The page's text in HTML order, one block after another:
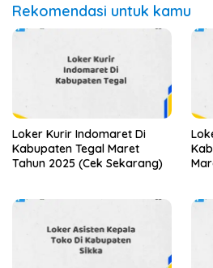
Rekomendasi untuk kamu
Loker Kurir Indomaret Di
Kabupaten Tegal Maret
Tahun 2025 (Cek Sekarang)